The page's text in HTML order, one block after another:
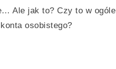
Ale jak to? Czy to w ogóle
osobistego?